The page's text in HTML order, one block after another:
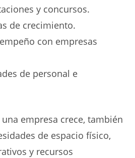
y concursos.
de crecimiento.
con empresas
de personal e
empresa crece, también
de espacio físico,
y recursos